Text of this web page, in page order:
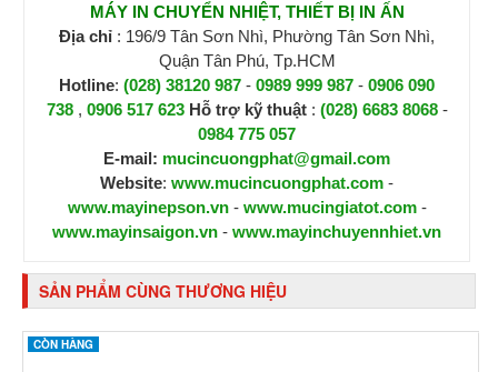
MÁY IN CHUYỂN NHIỆT, THIẾT BỊ IN ẤN
Địa chỉ : 196/9 Tân Sơn Nhì, Phường Tân Sơn Nhì,
Quận Tân Phú, Tp.HCM
Hotline: (028) 38120 987 - 0989 999 987 - 0906 090
738, 0906 517 623 Hỗ trợ kỹ thuật : (028) 6683 8068-
0984 775 057
E-mail: mucincuongphat@gmail.com
Website: www.mucincuongphat.com -
www.mayinepson.vn- www.mucingiatot.com-
www.mayinsaigon.vn - www.mayinchuyennhiet.vn
SẢN PHẨM CÙNG THƯƠNG HIỆU
CÒN HÀNG